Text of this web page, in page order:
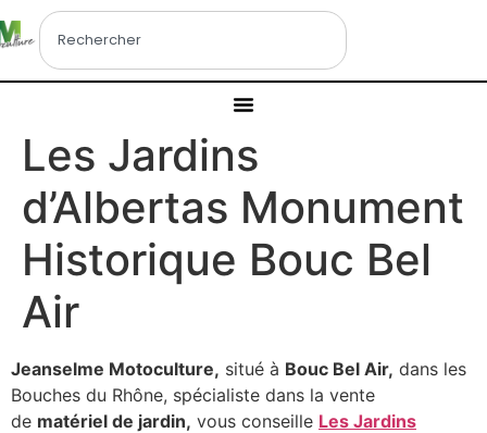
Les Jardins
d’Albertas Monument
Historique Bouc Bel
Air
Jeanselme Motoculture, situé à Bouc Bel Air, dans les
Bouches du Rhône, spécialiste dans la vente
de matériel de jardin, vous conseille Les Jardins